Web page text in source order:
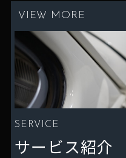
VIEW MORE
SERVICE
サービス紹介